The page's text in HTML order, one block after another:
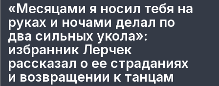
«Месяцами я носил тебя на
руках и ночами делал по
два сильных укола»:
избранник Лерчек
рассказал о ее страданиях
и возвращении к танцам